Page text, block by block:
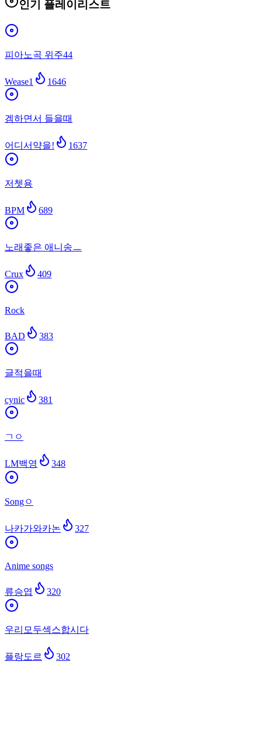
인기 플레이리스트
피아노곡 위주44
Wease1 1646
겜하면서 들을때
어디서약을! 1637
저쳇용
BPM 689
노래좋은 애니송ㅡ
Crux 409
Rock
BAD 383
글적을때
cynic 381
ㄱㅇ
LM백영 348
Songㅇ
나카가와카논 327
Anime songs
류승엽 320
우리모두섹스합시다
플랑도르 302